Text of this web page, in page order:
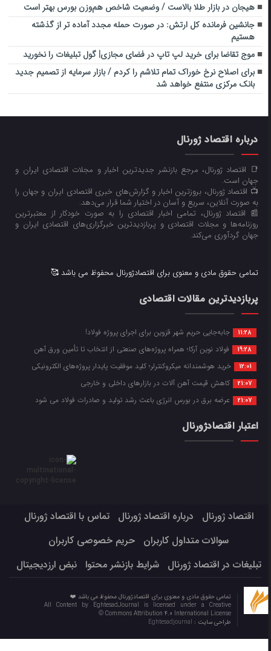
هیجان در بازار طلا بالاست / وضعیت شاخص هم‌وزن بورس بهتر است
جانشین فرمانده کل ارتش: در صورت حمله مجدد آماده‌ تر از گذشته
هستیم
موج تقاضا برای خرید لپ تاپ در فضای مجازی| گول تبلیغات را نخورید
برای اصلاح نرخ خوراک تمام تلاشم را کردم / بازار سرمایه از تصمیم جدید
بانک مرکزی منتفع خواهد شد
درباره اقتصاد ژورنال
📑 اقتصاد ژورنال، مرجع بازنشر جدیدترین اخبار و مجلات اقتصادی ایران و
جهان است.
📺 اقتصاد ژورنال، بروزترین اخبار و گزارش‌های خبری اقتصادی ایران و جهان را
به صورت آنلاین، سریع و آسان در اختیار شما قرار می‌‌دهد.
📰 اقتصاد ژورنال، تمامی اخبار اقتصادی را به صورت خودکار از معتبرترین
روزنامه‌ها و مجلات اقتصادی و پربازدیدترین خبرگزاری‌های اقتصادی ایران و
جهان گردآوری می‌کند.
تمامی حقوق مادی و معنوی برای اقتصادژورنال محفوظ می باشد 🥰
پربازدیدترین مقالات اقتصادی
11:28 جابه‌جایی حریم شهر قزوین برای اجرای پروژه فولاد!
19:28 فولاد نوین آرکا؛ همراه پروژه‌های صنعتی از انتخاب تا تأمین ورق آهن
12:01 خرید هوشمندانه میکروکنترلر؛ کلید موفقیت پایدار پروژه‌های الکترونیکی
21:07 کاهش قیمت آهن آلات در بازارهای داخلی و خارجی
21:07 عرضه برق در بورس انرژی باعث رشد تولید و صادرات فولاد می شود
اعتبار اقتصادژورنال
اقتصاد ژورنال درباره اقتصاد ژورنال
تماس با اقتصاد ژورنال
سوالات متداول کاربران
حریم خصوصی کاربران
تبلیغات در اقتصاد ژورنال
شرایط بازنشر محتوا نبض ارزدیجیتال
تمامی حقوق مادی و معنوی برای اقتصادژورنال محفوظ می باشد ❤️
All Content by EghtesadJournal is licensed under a Creative
Commons Attribution 4.0 International License ©️
طراحی سایت :